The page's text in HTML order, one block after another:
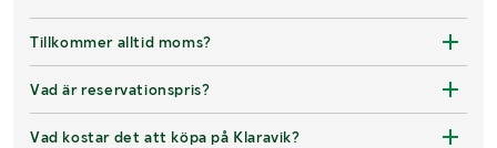
Tillkommer alltid moms?
Vad är reservationspris?
Vad kostar det att köpa på Klaravik?